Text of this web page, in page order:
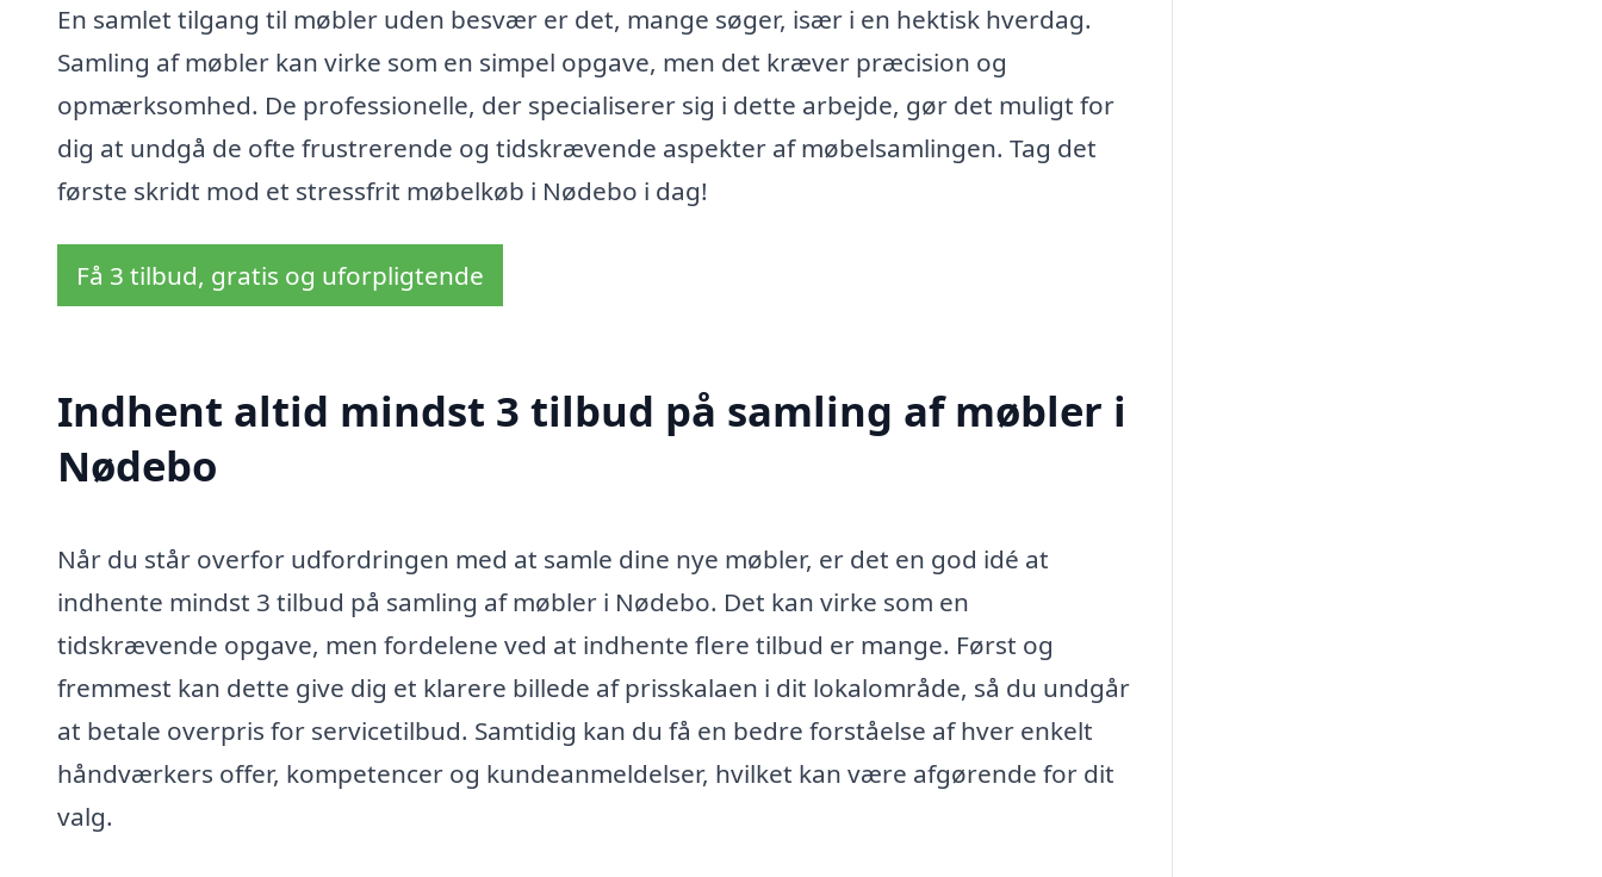
En samlet tilgang til møbler uden besvær er det, mange søger, især i en hektisk hverdag.
Samling af møbler kan virke som en simpel opgave, men det kræver præcision og
opmærksomhed. De professionelle, der specialiserer sig i dette arbejde, gør det muligt for
dig at undgå de ofte frustrerende og tidskrævende aspekter af møbelsamlingen. Tag det
første skridt mod et stressfrit møbelkøb i Nødebo i dag!
Få 3 tilbud, gratis og uforpligtende
Indhent altid mindst 3 tilbud på samling af møbler i
Nødebo
Når du står overfor udfordringen med at samle dine nye møbler, er det en god idé at
indhente mindst 3 tilbud på samling af møbler i Nødebo. Det kan virke som en
tidskrævende opgave, men fordelene ved at indhente flere tilbud er mange. Først og
fremmest kan dette give dig et klarere billede af prisskalaen i dit lokalområde, så du undgår
at betale overpris for servicetilbud. Samtidig kan du få en bedre forståelse af hver enkelt
håndværkers offer, kompetencer og kundeanmeldelser, hvilket kan være afgørende for dit
valg.